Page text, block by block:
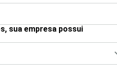
sua empresa possui